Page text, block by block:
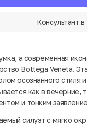
Консультант
а современная
Bottega Veneta.
осознанного стиля
как в вечерние,
и тонким
силуэт с мягко